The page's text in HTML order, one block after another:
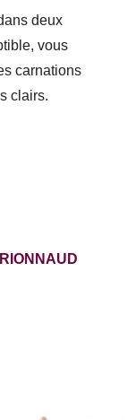
deux
vous
carnations
clairs.